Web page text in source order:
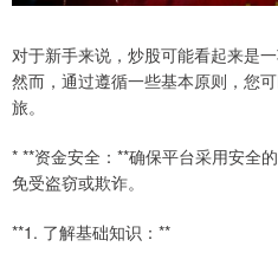
对于新手来说，炒股可能看起来是
然而，通过遵循一些基本原则，您
旅。
* **资金安全：**确保平台采用安全
免受盗窃或欺诈。
**1. 了解基础知识：**